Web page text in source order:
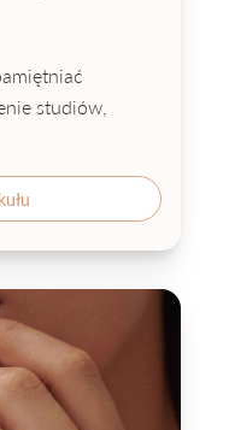
studiów,